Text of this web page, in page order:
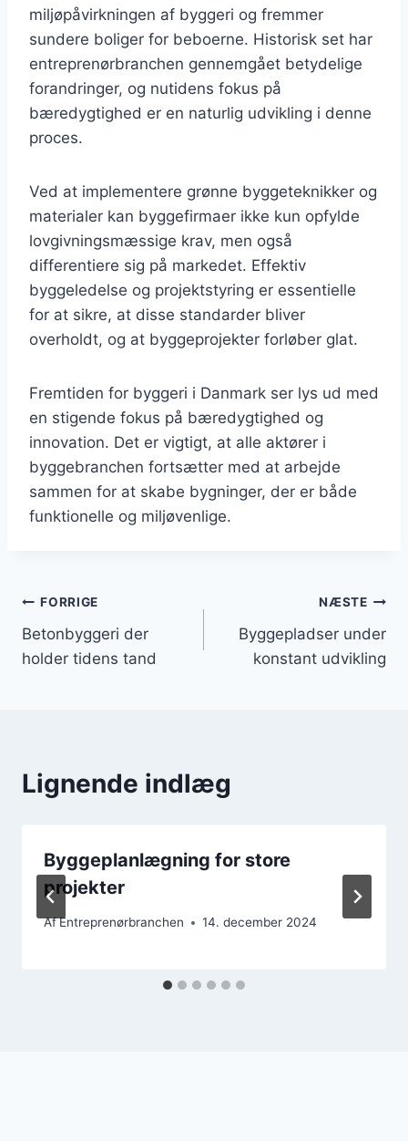
miljøpåvirkningen af byggeri og fremmer
sundere boliger for beboerne. Historisk set har
entreprenørbranchen gennemgået betydelige
forandringer, og nutidens fokus på
bæredygtighed er en naturlig udvikling i denne
proces.
Ved at implementere grønne byggeteknikker og
materialer kan byggefirmaer ikke kun opfylde
lovgivningsmæssige krav, men også
differentiere sig på markedet. Effektiv
byggeledelse og projektstyring er essentielle
for at sikre, at disse standarder bliver
overholdt, og at byggeprojekter forløber glat.
Fremtiden for byggeri i Danmark ser lys ud med
en stigende fokus på bæredygtighed og
innovation. Det er vigtigt, at alle aktører i
byggebranchen fortsætter med at arbejde
sammen for at skabe bygninger, der er både
funktionelle og miljøvenlige.
Indlægsnavigation
FORRIGE
Betonbyggeri der
holder tidens tand
NÆSTE
Byggepladser under
konstant udvikling
Lignende indlæg
Byggeplanlægning for store
projekter
AfEntreprenørbranchen 14. december 2024